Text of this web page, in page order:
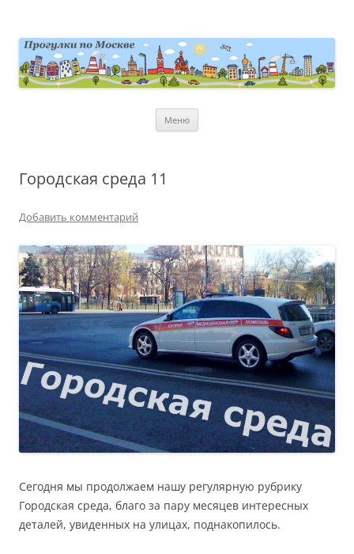
Меню
Городская среда 11
Добавить комментарий
Сегодня мы продолжаем нашу регулярную рубрику
Городская среда, благо за пару месяцев интересных
деталей, увиденных на улицах, поднакопилось.